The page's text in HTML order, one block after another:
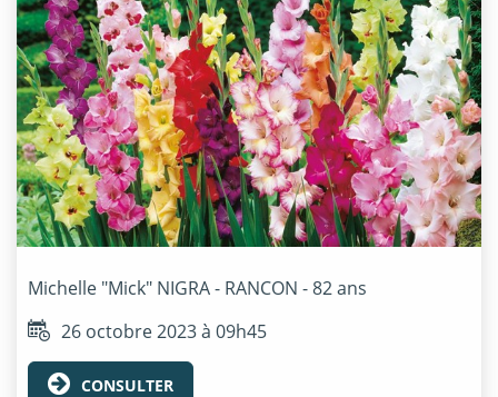
Michelle "Mick" NIGRA - RANCON - 82 ans
26 octobre 2023 à 09h45
CONSULTER